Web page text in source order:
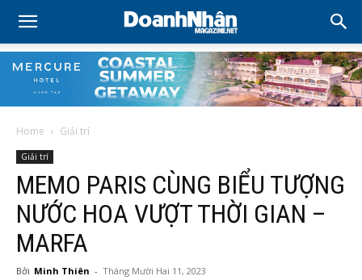
Home Giải trí
Giải trí
MEMO PARIS CÙNG BIỂU TƯỢNG
NƯỚC HOA VƯỢT THỜI GIAN –
MARFA
Bởi Minh Thiên - Tháng Mười Hai 11, 2023